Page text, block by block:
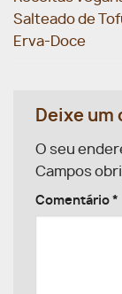
Salteado de
Erva-Doce
Deixe
O seu
Campos
Comentário *